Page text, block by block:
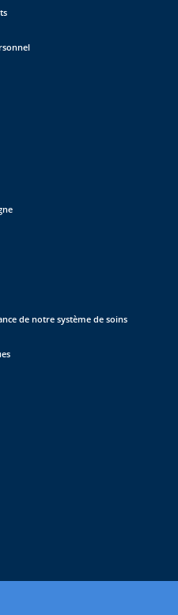
de notre système de soins